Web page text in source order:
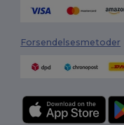
Forsendelsesmetoder